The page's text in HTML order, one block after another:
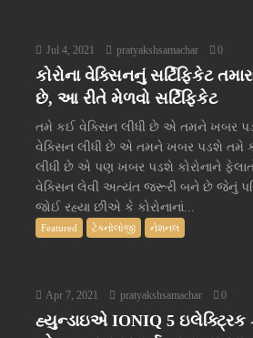
Jul 4, 2021 pratyakshsamachar 0
કોરોના વેક્સિનનું સર્ટિફિકેટ
છે, આ રીતે મેળવો સર્ટિફિકેટ
તમે કઈ વેક્સિન લીધી છે એ તમને ખબર
વેક્સિન લીધી છે એ તમને ખબર પડશે તમે
લીધી છે એ પણ ખબર પડશે કોરોનાને
વેક્સિન લેવી અત્યંત જરૂરી બને છે જેનું
જોઈ રહ્યા છીએ કે કોરોનાનાં...
Featured ટેક્નોલોજી નેશનલ
Apr 7, 2021 pratyakshsamachar 0
હ્યુન્ડાઇએ IONIQ 5 ઇલેક્ટ્રિક